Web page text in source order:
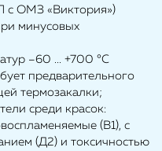
ОМЗ «Виктория»)
минусовых
–60 ... +700 °С
предварительного
термозакалки;
среди красок:
(В1), с
(Д2) и токсичностью